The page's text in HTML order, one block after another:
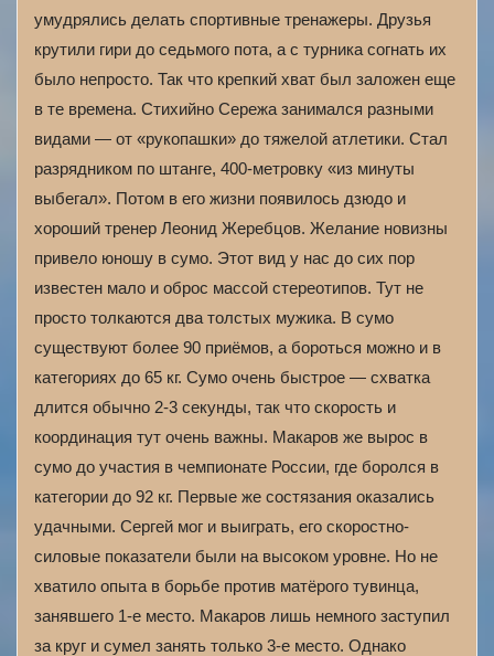
умудрялись делать спортивные тренажеры. Друзья
крутили гири до седьмого пота, а с турника согнать их
было непросто. Так что крепкий хват был заложен еще
в те времена. Стихийно Сережа занимался разными
видами — от «рукопашки» до тяжелой атлетики. Стал
разрядником по штанге, 400-метровку «из минуты
выбегал». Потом в его жизни появилось дзюдо и
хороший тренер Леонид Жеребцов. Желание новизны
привело юношу в сумо. Этот вид у нас до сих пор
известен мало и оброс массой стереотипов. Тут не
просто толкаются два толстых мужика. В сумо
существуют более 90 приёмов, а бороться можно и в
категориях до 65 кг. Сумо очень быстрое — схватка
длится обычно 2-3 секунды, так что скорость и
координация тут очень важны. Макаров же вырос в
сумо до участия в чемпионате России, где боролся в
категории до 92 кг. Первые же состязания оказались
удачными. Сергей мог и выиграть, его скоростно-
силовые показатели были на высоком уровне. Но не
хватило опыта в борьбе против матёрого тувинца,
занявшего 1-е место. Макаров лишь немного заступил
за круг и сумел занять только 3-е место. Однако